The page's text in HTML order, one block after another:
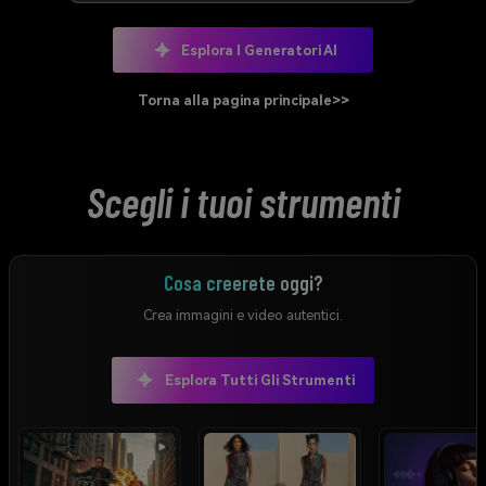
Esplora I Generatori AI
Torna alla pagina principale>>
Scegli i tuoi strumenti
Cosa creerete oggi?
Crea immagini e video autentici.
Esplora Tutti Gli Strumenti